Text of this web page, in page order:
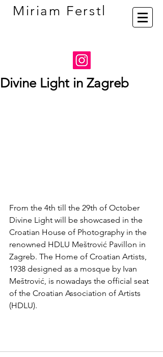
Miriam Ferstl
Divine Light in Zagreb
From the 4th till the 29th of October
Divine Light will be showcased in the
Croatian House of Photography in the
renowned HDLU Meštrović Pavillon in
Zagreb. The Home of Croatian Artists,
1938 designed as a mosque by Ivan
Meštrović, is nowadays the official seat
of the Croatian Association of Artists
(HDLU).